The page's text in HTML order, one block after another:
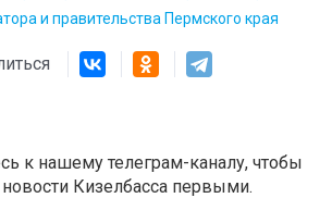
и правительства Пермского края
к нашему телеграм-каналу, чтобы
новости Кизелбасса первыми.